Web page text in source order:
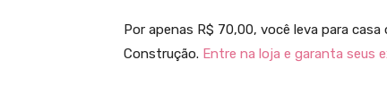
Por apenas R$ 70,00, você leva para
Construção. Entre na loja e garanta seus